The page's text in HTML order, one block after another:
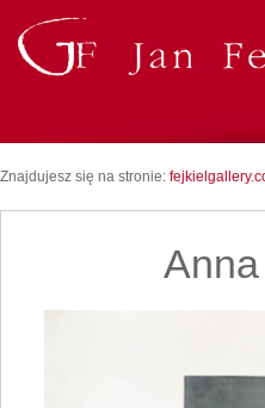
Znajdujesz się na stronie: